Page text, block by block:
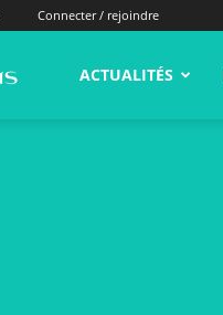
Connecter / rejoindre
alNas.fr ACTUALITÉS